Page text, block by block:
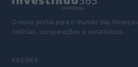
O novo portal para o mundo das
notícias, comparações e estatísticas.
SEÇÕES